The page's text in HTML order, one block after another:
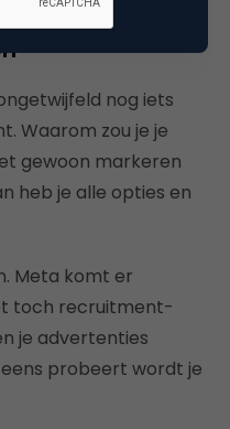
nog iets
Waarom zou je je
gewoon markeren
heb je alle opties en
Meta komt er
toch recruitment-
je advertenties
probeert wordt je